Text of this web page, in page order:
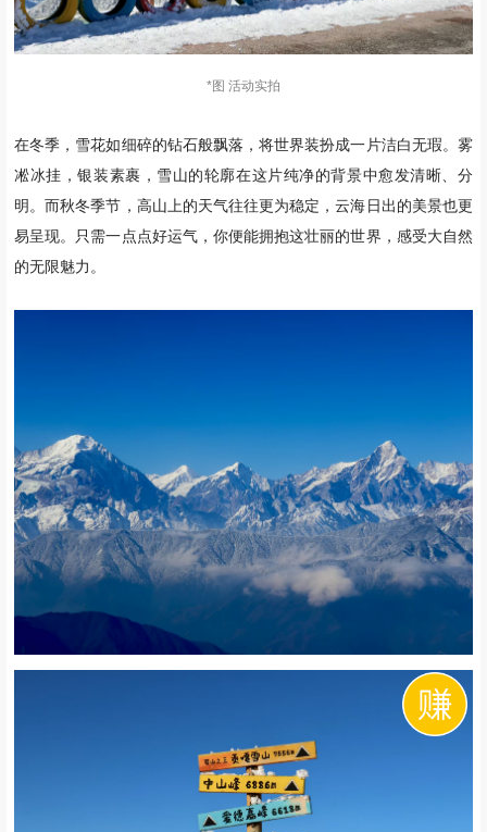
*图 活动实拍
在冬季，雪花如细碎的钻石般飘落，将世界装扮成一片洁白无瑕。雾
凇冰挂，银装素裹，雪山的轮廓在这片纯净的背景中愈发清晰、分
明。而秋冬季节，高山上的天气往往更为稳定，云海日出的美景也更
易呈现。只需一点点好运气，你便能拥抱这壮丽的世界，感受大自然
的无限魅力。